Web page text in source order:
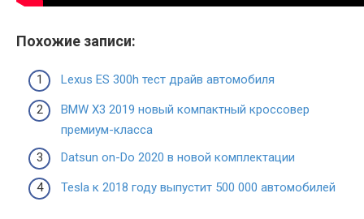
Похожие записи:
Lexus ES 300h тест драйв автомобиля
BMW X3 2019 новый компактный кроссовер
премиум-класса
Datsun on-Do 2020 в новой комплектации
Tesla к 2018 году выпустит 500 000 автомобилей